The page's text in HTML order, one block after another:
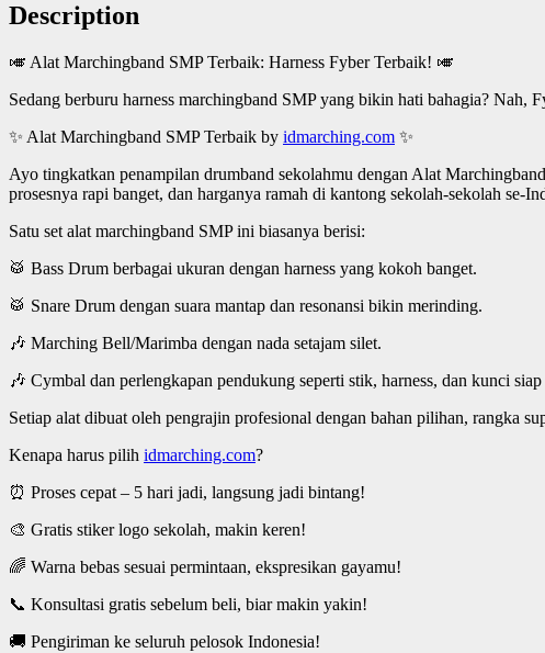
Description
🎺 Alat Marchingband SMP Terbaik: Harness Fyber Terbaik! 🎺
Sedang berburu harness marchingband SMP yang bikin hati bahagia? Nah,
✨ Alat Marchingband SMP Terbaik by idmarching.com ✨
Ayo tingkatkan penampilan drumband sekolahmu dengan Alat
prosesnya rapi banget, dan harganya ramah di kantong sekolah-sekolah se-
Satu set alat marchingband SMP ini biasanya berisi:
🥁 Bass Drum berbagai ukuran dengan harness yang kokoh banget.
🥁 Snare Drum dengan suara mantap dan resonansi bikin merinding.
🎶 Marching Bell/Marimba dengan nada setajam silet.
🎶 Cymbal dan perlengkapan pendukung seperti stik, harness, dan kunci siap
Setiap alat dibuat oleh pengrajin profesional dengan bahan pilihan, rangka
Kenapa harus pilih idmarching.com?
⏰ Proses cepat – 5 hari jadi, langsung jadi bintang!
🎨 Gratis stiker logo sekolah, makin keren!
🌈 Warna bebas sesuai permintaan, ekspresikan gayamu!
📞 Konsultasi gratis sebelum beli, biar makin yakin!
🚚 Pengiriman ke seluruh pelosok Indonesia!